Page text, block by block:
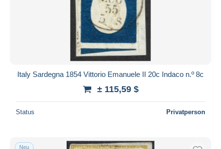
Italy Sardegna 1854 Vittorio Emanuele II 20c Indaco n.º 8c
± 115,59 $
Status Privatperson
Neu